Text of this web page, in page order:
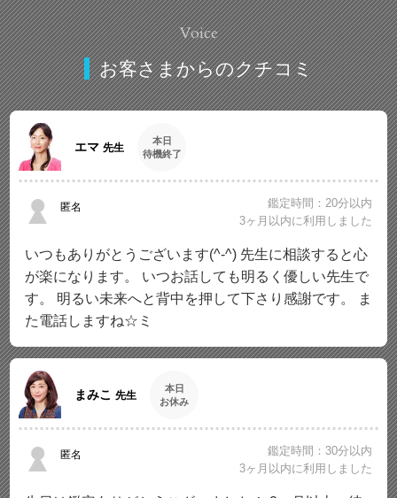
Voice
お客さまからのクチコミ
エマ 先生
本日
待機終了
匿名
鑑定時間：20分以内
3ヶ月以内に利用しました
いつもありがとうございます(^-^) 先生に相談すると心
が楽になります。 いつお話しても明るく優しい先生で
す。 明るい未来へと背中を押して下さり感謝です。 ま
た電話しますね☆ミ
まみこ 先生
本日
お休み
匿名
鑑定時間：30分以内
3ヶ月以内に利用しました